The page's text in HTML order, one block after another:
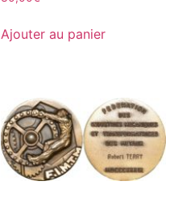
Ajouter au panier